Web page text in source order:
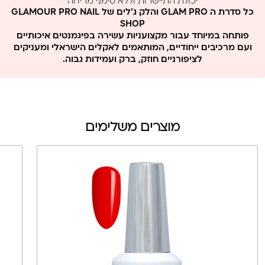
כל סדרת ה GLAM PRO והלק ג'לים של GLAMOUR PRO NAIL
SHOP
פותחה במיוחד עבור מקצועניות עשירה בפיגמנטים איכותיים
ועם מרכיבים ייחודיים, המותאמים לאקלים הישראלי ומעניקים
לציפורניים חוזק, ברק ועמידות גבוה.
מוצרים משלימים